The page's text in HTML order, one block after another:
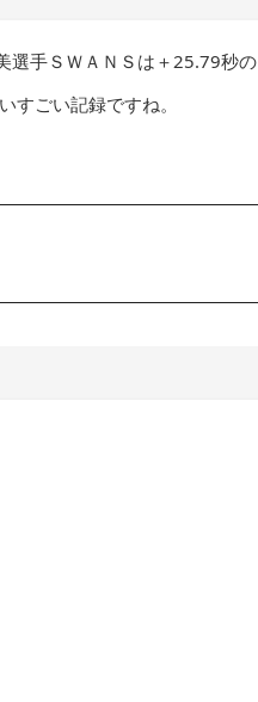
選手ＳＷＡＮＳは＋25.79秒の
ごい記録ですね。